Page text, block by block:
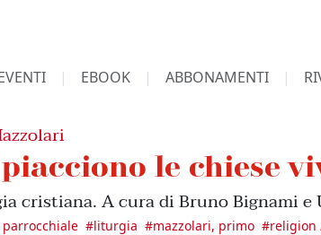
EBOOK ABBONAMENTI
le chiese
cristiana. A cura di Bruno Bignami e
#liturgia #mazzolari, primo #religion